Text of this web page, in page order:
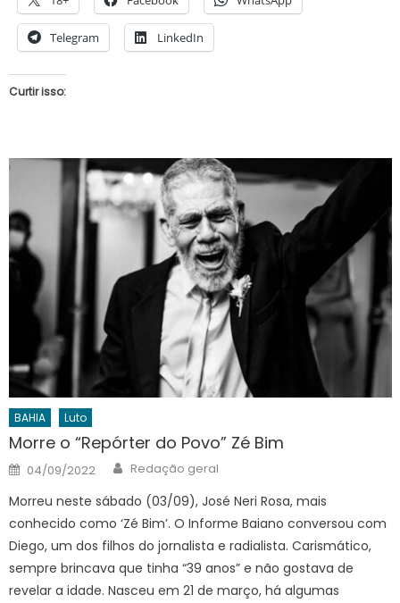
Telegram LinkedIn
Curtir isso:
BAHIA Luto
Morre o “Repórter do Povo” Zé Bim
Posted
on
04/09/2022 Author
Redação geral
Morreu neste sábado (03/09), José Neri Rosa, mais
conhecido como ‘Zé Bim’. O Informe Baiano conversou com
Diego, um dos filhos do jornalista e radialista. Carismático,
sempre brincava que tinha “39 anos” e não gostava de
revelar a idade. Nasceu em 21 de março, há algumas